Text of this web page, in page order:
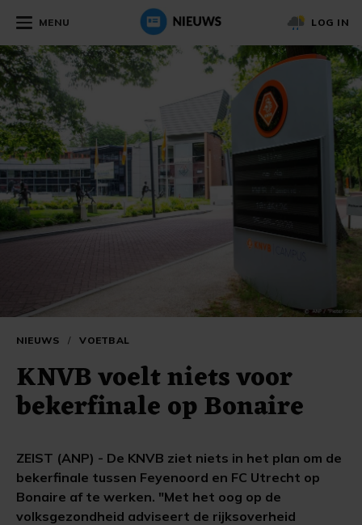
MENU LOG IN
NIEUWS / VOETBAL
KNVB voelt niets voor
bekerfinale op Bonaire
ZEIST (ANP) - De KNVB ziet niets in het plan om de
bekerfinale tussen Feyenoord en FC Utrecht op
Bonaire af te werken. "Met het oog op de
volksgezondheid adviseert de rijksoverheid